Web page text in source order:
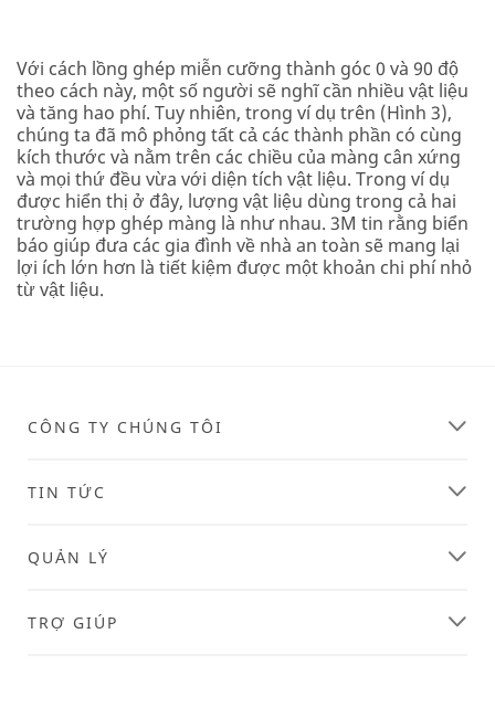
Với cách lồng ghép miễn cưỡng thành góc 0 và 90 độ
theo cách này, một số người sẽ nghĩ cần nhiều vật liệu
và tăng hao phí. Tuy nhiên, trong ví dụ trên (Hình 3),
chúng ta đã mô phỏng tất cả các thành phần có cùng
kích thước và nằm trên các chiều của màng cân xứng
và mọi thứ đều vừa với diện tích vật liệu. Trong ví dụ
được hiển thị ở đây, lượng vật liệu dùng trong cả hai
trường hợp ghép màng là như nhau. 3M tin rằng biển
báo giúp đưa các gia đình về nhà an toàn sẽ mang lại
lợi ích lớn hơn là tiết kiệm được một khoản chi phí nhỏ
từ vật liệu.
CÔNG TY CHÚNG TÔI
TIN TỨC
QUẢN LÝ
TRỢ GIÚP